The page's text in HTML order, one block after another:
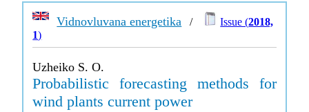
Vidnovluvana energetika / Issue (2018,
1)
Uzheiko S. O.
Probabilistic forecasting methods for
wind plants current power